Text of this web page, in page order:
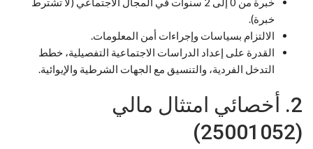
خبرة).
الالتزام بسياسات وإجراءات أمن المعلومات.
القدرة على إعداد الدراسات الاجتماعية التفصيلية، خطط
التدخل الفردية، والتنسيق مع الجهات الشرطية والإيوائية.
2. أخصائي امتثال مالي
(25001052)